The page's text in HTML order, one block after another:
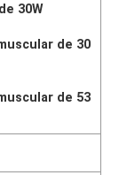
30W
de 30
de 53